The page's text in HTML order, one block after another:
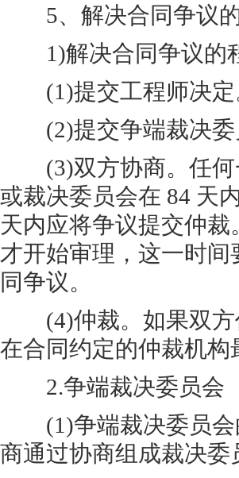
5、解决合同争议
1)解决合同争议的
(1)提交工程师决定
(2)提交争端裁决委
(3)双方协商。任何
或裁决委员会在 84 天
天内应将争议提交仲
才开始审理，这一时
同争议。
(4)仲裁。如果双方
在合同约定的仲裁机构
2.争端裁决委员会
(1)争端裁决委员会
商通过协商组成裁决委